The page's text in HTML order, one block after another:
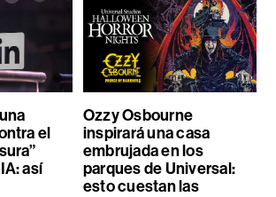
el
así
Ozzy Osbourne
inspirará una casa
embrujada en los
parques de Universal:
esto cuestan las